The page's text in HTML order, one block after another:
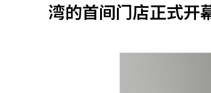
湾的首间门店正式开